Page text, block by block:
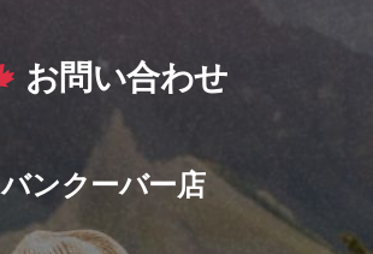
お問い合わせ
バンクーバー店